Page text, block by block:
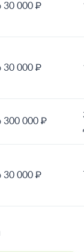
30 000 ₽
30 000 ₽
300 000 ₽
30 000 ₽